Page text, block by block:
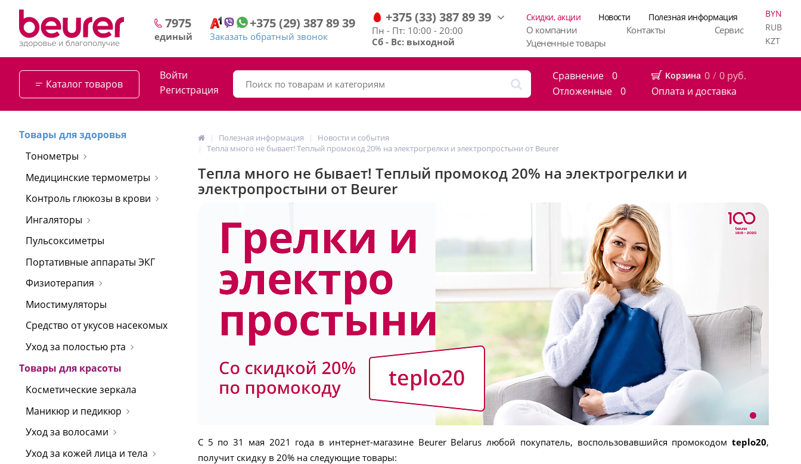
7975
единый
+375(29) 3878939
Заказать обратный звонок
+375(33) 3878939
Пн - Пт: 10:00 - 20:00
Сб - Вс: выходной
Скидки, акции Новости Полезная информация
О компании Контакты
Сервис
Уцененные товары
BYN
RUB
KZT
Каталог товаров
Войти
Регистрация
Сравнение
0
Отложенные
0
Корзина 0 / 0 руб.
Оплата и доставка
Товары для здоровья
Тонометры
Медицинские термометры
Контроль глюкозы в крови
Ингаляторы
Пульсоксиметры
Портативные аппараты ЭКГ
Физиотерапия
Миостимуляторы
Средство от укусов насекомых
Уход за полостью рта
Товары для красоты
Косметические зеркала
Маникюр и педикюр
Уход за волосами
Уход за кожей лица и тела
Полезная информация
Новости и события
Тепла много не бывает! Теплый промокод 20% на электрогрелки и электропростыни от Beurer
Тепла много не бывает! Теплый промокод 20% на электрогрелки и
электропростыни от Beurer
С 5 по 31 мая 2021 года в интернет-магазине Beurer Belarus любой покупатель, воспользовавшийся промокодом teplo20,
получит скидку в 20% на следующие товары: